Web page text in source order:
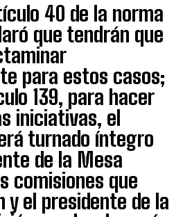
40 de la norma
que tendrán que
para estos casos;
139, para hacer
iniciativas, el
turnado íntegro
de la Mesa
comisiones que
y el presidente de la